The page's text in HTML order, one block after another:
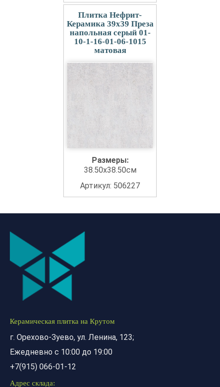
Плитка Нефрит-
Керамика 39x39 Преза
напольная серый 01-
10-1-16-01-06-1015
матовая
Размеры:
38.50x38.50см
Артикул: 506227
Керамическая плитка на Крутом
г. Орехово-Зуево, ул. Ленина, 123;
Ежедневно с 10:00 до 19:00
+7(915) 066-01-12
Адрес склада: